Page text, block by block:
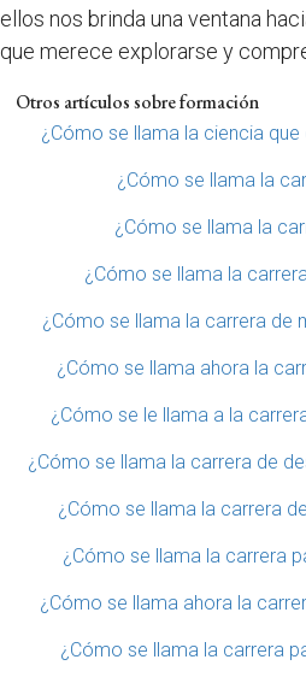
ellos nos brinda una ventana
que merece explorarse y
Otros artículos sobre formación
¿Cómo se llama la ciencia
¿Cómo se llama la
¿Cómo se llama la
¿Cómo se llama la
¿Cómo se llama la carrera de
¿Cómo se llama ahora la
¿Cómo se le llama a la
¿Cómo se llama la carrera de
¿Cómo se llama la carrera
¿Cómo se llama la carrera
¿Cómo se llama ahora la
¿Cómo se llama la carrera